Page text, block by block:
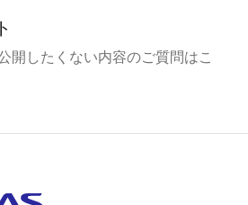
開したくない内容のご質問はこ